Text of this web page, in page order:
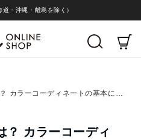
・沖縄・離島を除く）
ラグの色の選び方は？ カラーコーディネートの基本に沿ってご紹介
？ カラーコーディ